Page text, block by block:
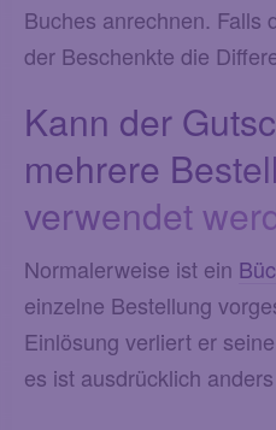
Buches anrechnen. Falls
der Beschenkte die
Kann der
mehrere
verwendet
Normalerweise ist ein
einzelne Bestellung
Einlösung verliert er
es ist ausdrücklich